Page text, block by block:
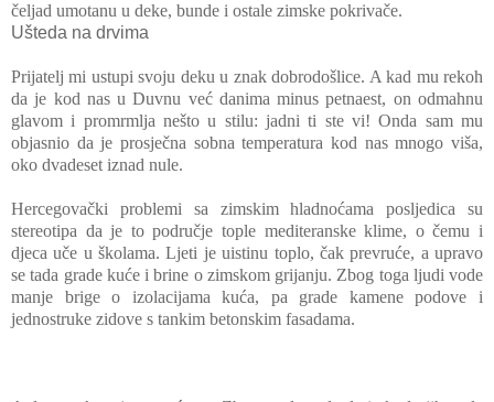
čeljad umotanu u deke, bunde i ostale zimske pokrivače.
Ušteda na drvima
Prijatelj mi ustupi svoju deku u znak dobrodošlice. A kad mu rekoh
da je kod nas u Duvnu već danima minus petnaest, on odmahnu
glavom i promrmlja nešto u stilu: jadni ti ste vi! Onda sam mu
objasnio da je prosječna sobna temperatura kod nas mnogo viša,
oko dvadeset iznad nule.
Hercegovački problemi sa zimskim hladnoćama posljedica su
stereotipa da je to područje tople mediteranske klime, o čemu i
djeca uče u školama. Ljeti je uistinu toplo, čak prevruće, a upravo
se tada grade kuće i brine o zimskom grijanju. Zbog toga ljudi vode
manje brige o izolacijama kuća, pa grade kamene podove i
jednostruke zidove s tankim betonskim fasadama.